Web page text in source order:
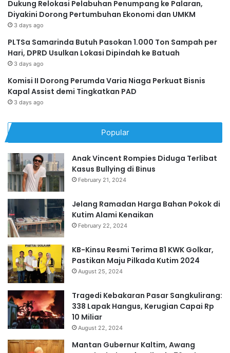
Dukung Relokasi Pelabuhan Penumpang ke Palaran,
Diyakini Dorong Pertumbuhan Ekonomi dan UMKM
3 days ago
PLTSa Samarinda Butuh Pasokan 1.000 Ton Sampah per
Hari, DPRD Usulkan Lokasi Dipindah ke Batuah
3 days ago
Komisi II Dorong Perumda Varia Niaga Perkuat Bisnis
Kapal Assist demi Tingkatkan PAD
3 days ago
Popular
Anak Vincent Rompies Diduga Terlibat
Kasus Bullying di Binus
February 21, 2024
Jelang Ramadan Harga Bahan Pokok di
Kutim Alami Kenaikan
February 22, 2024
KB-Kinsu Resmi Terima B1 KWK Golkar,
Pastikan Maju Pilkada Kutim 2024
August 25, 2024
Tragedi Kebakaran Pasar Sangkulirang:
338 Lapak Hangus, Kerugian Capai Rp
10 Miliar
August 22, 2024
Mantan Gubernur Kaltim, Awang